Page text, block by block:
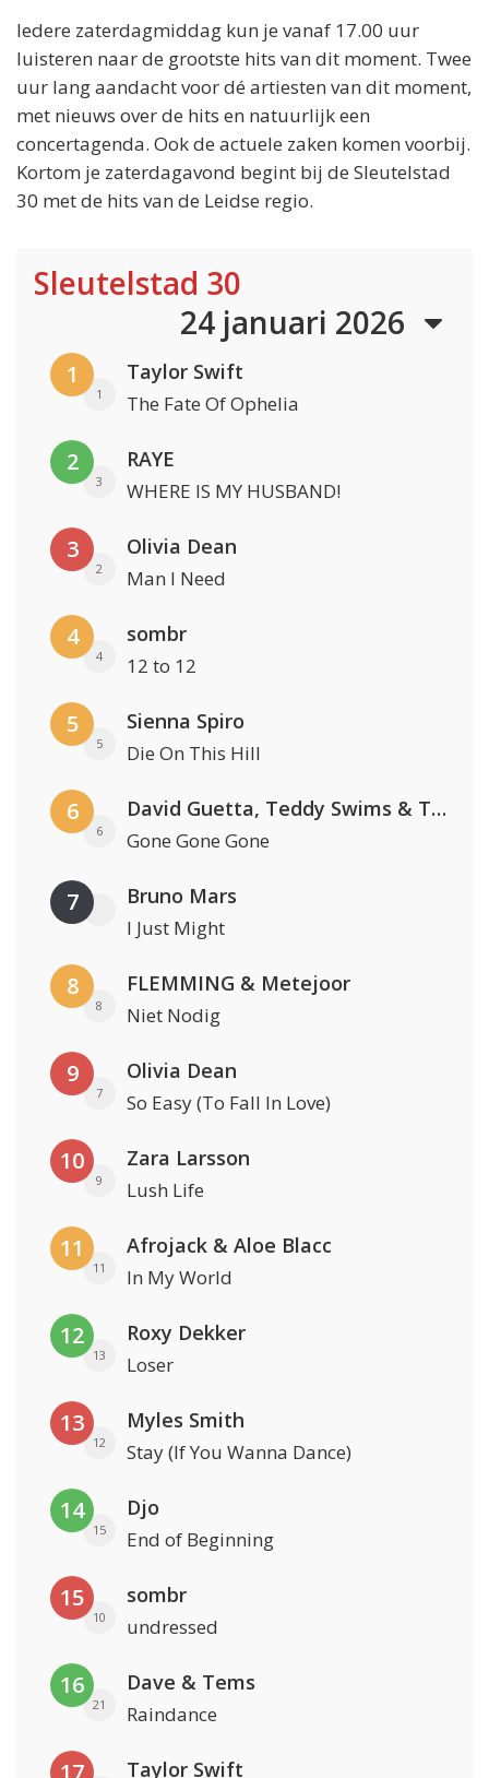
Iedere zaterdagmiddag kun je vanaf 17.00 uur
luisteren naar de grootste hits van dit moment. Twee
uur lang aandacht voor dé artiesten van dit moment,
met nieuws over de hits en natuurlijk een
concertagenda. Ook de actuele zaken komen voorbij.
Kortom je zaterdagavond begint bij de Sleutelstad
30 met de hits van de Leidse regio.
Sleutelstad 30
24 januari 2026
1
1
Taylor Swift
The Fate Of Ophelia
2
3
RAYE
WHERE IS MY HUSBAND!
3
2
Olivia Dean
Man I Need
4
4
sombr
12 to 12
5
5
Sienna Spiro
Die On This Hill
6
6
David Guetta, Teddy Swims & Tones And I
Gone Gone Gone
7 Bruno Mars
I Just Might
8
8
FLEMMING & Metejoor
Niet Nodig
9
7
Olivia Dean
So Easy (To Fall In Love)
10
9
Zara Larsson
Lush Life
11
11
Afrojack & Aloe Blacc
In My World
12
13
Roxy Dekker
Loser
13
12
Myles Smith
Stay (If You Wanna Dance)
14
15
Djo
End of Beginning
15
10
sombr
undressed
16
21
Dave & Tems
Raindance
Taylor Swift